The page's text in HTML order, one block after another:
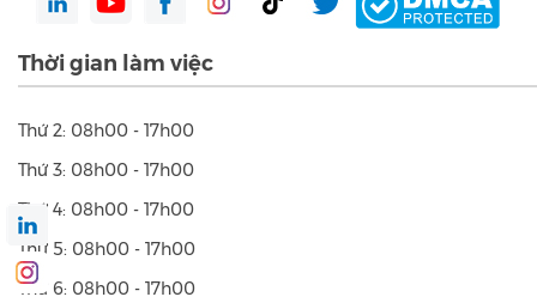
Thời gian làm việc
Thứ 2: 08h00 - 17h00
Thứ 3: 08h00 - 17h00
Thứ 4: 08h00 - 17h00
Thứ 5: 08h00 - 17h00
Thứ 6: 08h00 - 17h00